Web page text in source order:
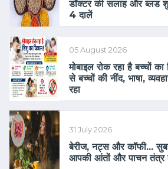
डॉक्टर की सलाह और ब्लड
4 दालें
05 August 2026
मोबाइल रोक रहा है बच्चों
से बच्चों की नींद, भाषा,
रहा
31 July 2026
बेरीज, नट्स और कॉफी...
आपकी आंतों और पाचन तंत्र